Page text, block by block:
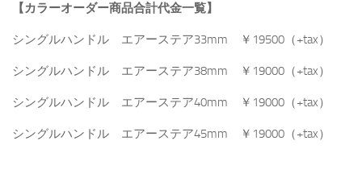
【カラーオーダー商品合計代金一覧】
シングルハンドル エアーステア33mm ￥19500（+tax）
シングルハンドル エアーステア38mm ￥19000（+tax）
シングルハンドル エアーステア40mm ￥19000（+tax）
シングルハンドル エアーステア45mm ￥19000（+tax）